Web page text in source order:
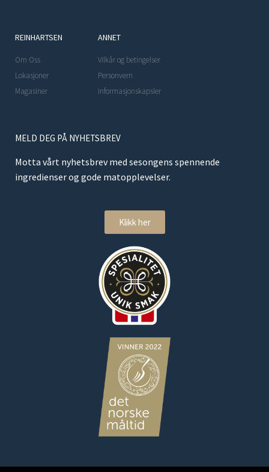
REINHARTSEN
Om Oss
Lokasjoner
Magasiner
ANNET
Vilkår og betingelser
Personvern
Informasjonskapsler
MELD DEG PÅ NYHETSBREV
Motta vårt nyhetsbrev med sesongens spennende
ingredienser og gode matopplevelser.
Klikk her